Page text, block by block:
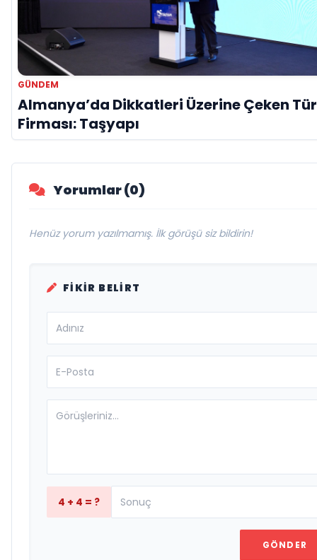
GÜNDEM
Almanya’da Dikkatleri Üzerine Çeken
Firması: Taşyapı
Yorumlar (0)
Henüz yorum yazılmamış. İlk görüşü siz bildirin!
FIKIR BELIRT
4 + 4 = ?
GÖNDER